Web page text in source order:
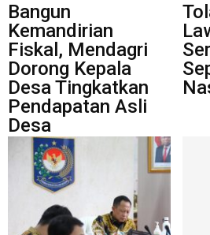
Bangun
Kemandirian
Fiskal, Mendagri
Dorong Kepala
Desa Tingkatkan
Pendapatan Asli
Desa